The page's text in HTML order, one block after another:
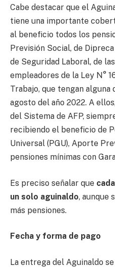
Cabe destacar que el
tiene una importante
al beneficio todos los
Previsión Social, de
de Seguridad Laboral, de
empleadores de la Ley N°
Trabajo, que tengan alguna
agosto del año 2022. A
del Sistema de AFP,
recibiendo el beneficio de
Universal (PGU), Aporte
pensiones mínimas con
Es preciso señalar que
un solo aguinaldo, aunque
más pensiones.
Fecha y forma de pago
La entrega del Aguinaldo